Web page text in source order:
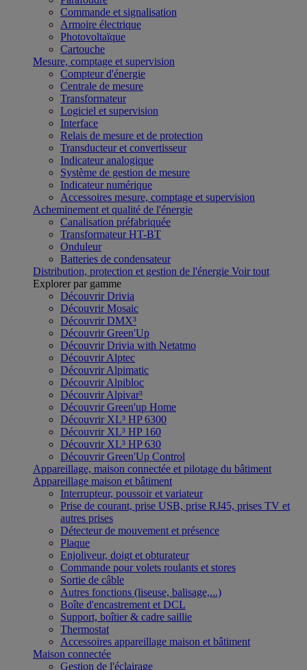
Commande et signalisation
Armoire électrique
Photovoltaïque
Cartouche
Mesure, comptage et supervision
Compteur d'énergie
Centrale de mesure
Transformateur
Logiciel et supervision
Interface
Relais de mesure et de protection
Transducteur et convertisseur
Indicateur analogique
Système de gestion de mesure
Indicateur numérique
Accessoires mesure, comptage et supervision
Acheminement et qualité de l'énergie
Canalisation préfabriquée
Transformateur HT-BT
Onduleur
Batteries de condensateur
Distribution, protection et gestion de l'énergie Voir tout
Explorer par gamme
Découvrir Drivia
Découvrir Mosaic
Découvrir DMX³
Découvrir Green'Up
Découvrir Drivia with Netatmo
Découvrir Alptec
Découvrir Alpimatic
Découvrir Alpibloc
Découvrir Alpivar³
Découvrir Green'up Home
Découvrir XL³ HP 6300
Découvrir XL³ HP 160
Découvrir XL³ HP 630
Découvrir Green'Up Control
Appareillage, maison connectée et pilotage du bâtiment
Appareillage maison et bâtiment
Interrupteur, poussoir et variateur
Prise de courant, prise USB, prise RJ45, prises TV et
autres prises
Détecteur de mouvement et présence
Plaque
Enjoliveur, doigt et obturateur
Commande pour volets roulants et stores
Sortie de câble
Autres fonctions (liseuse, balisage,...)
Boîte d'encastrement et DCL
Support, boîtier & cadre saillie
Thermostat
Accessoires appareillage maison et bâtiment
Maison connectée
Gestion de l'éclairage